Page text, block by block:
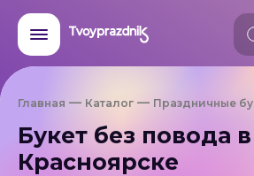
Главная Каталог Праздничные
Букет без повода в
Красноярске